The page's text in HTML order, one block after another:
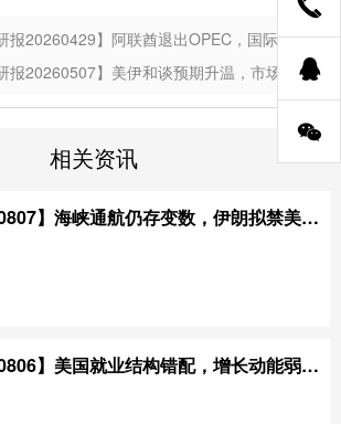
上一篇：【每日研报20260429】阿联酋退出OPEC，国际油价应声剧震
相关资讯
【每日研报20260807】海峡通航仍存变数，伊朗拟禁美以通行
【每日研报20260806】美国就业结构错配，增长动能弱于预期